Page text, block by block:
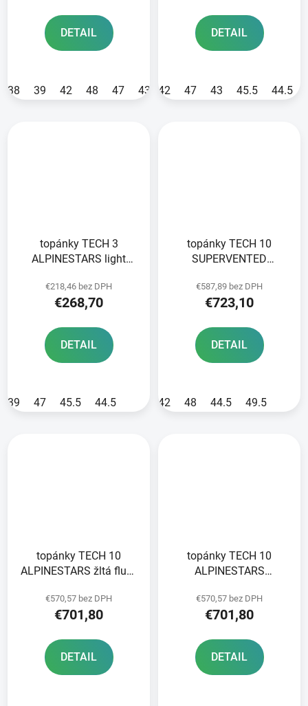
DETAIL
38 39 42 48 47 43 45.5 40.5 44.5
DETAIL
42 47 43 45.5 44.5
topánky TECH 3
ALPINESTARS light
fluo 2025
€218,46 bez DPH
€268,70
DETAIL
39 47 45.5 44.5
topánky TECH 10
SUPERVENTED
perforované
tmavomodré/biele/
€587,89 bez DPH
€723,10
DETAIL
42 48 44.5 49.5
topánky TECH 10
ALPINESTARS žltá fluo/
2025
€570,57 bez DPH
€701,80
DETAIL
topánky TECH 10
ALPINESTARS
€570,57 bez DPH
€701,80
DETAIL